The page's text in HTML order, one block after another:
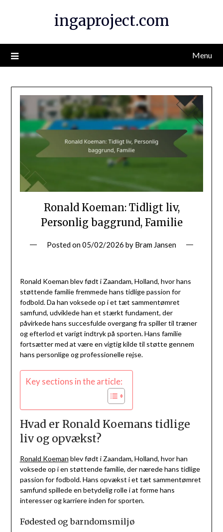
ingaproject.com
Menu
Ronald Koeman: Tidligt liv,
Personlig baggrund, Familie
Posted on05/02/2026 by Bram Jansen
Ronald Koeman blev født i Zaandam, Holland, hvor hans
støttende familie fremmede hans tidlige passion for
fodbold. Da han voksede op i et tæt sammentømret
samfund, udviklede han et stærkt fundament, der
påvirkede hans succesfulde overgang fra spiller til træner
og efterlod et varigt indtryk på sporten. Hans familie
fortsætter med at være en vigtig kilde til støtte gennem
hans personlige og professionelle rejse.
Key sections in the article:
Hvad er Ronald Koemans tidlige
liv og opvækst?
Ronald Koeman blev født i Zaandam, Holland, hvor han
voksede op i en støttende familie, der nærede hans tidlige
passion for fodbold. Hans opvækst i et tæt sammentømret
samfund spillede en betydelig rolle i at forme hans
interesser og karriere inden for sporten.
Fødested og barndomsmiljø